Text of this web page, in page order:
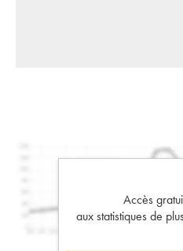
Accès
aux statistiques de